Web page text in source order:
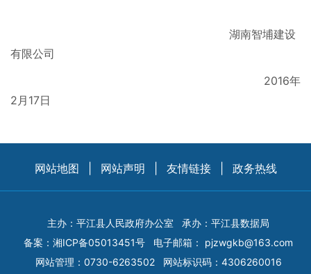
湖南智埔建设
有限公司
2016年
2月17日
网站地图 网站声明 友情链接 政务热线
主办：平江县人民政府办公室
承办：平江县数据局
备案： 湘ICP备05013451号 电子邮箱： pjzwgkb@163.com
网站管理：0730-6263502
网站标识码：4306260016